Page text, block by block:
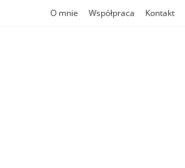
O mnie Współpraca Kontakt